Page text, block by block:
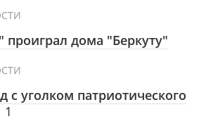
проиграл дома "Беркуту"
с уголком патриотического
1